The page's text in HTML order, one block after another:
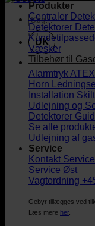
UK
Produkter
Centraler
Detektorer
Væsker
Tilbehør til
Alarmtryk
Horn
Installation
Udlejning og
Detektorer
Se alle
Udlejning af
Service
Kontakt Service
Service Øst
Vagtordning
Gebyr tillægges ved
Læs mere her.